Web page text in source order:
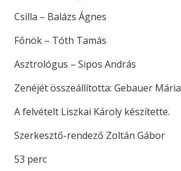
Csilla – Balázs Ágnes
Főnök – Tóth Tamás
Asztrológus – Sipos András
Zenéjét összeállította: Gebauer Mária
A felvételt Liszkai Károly készítette.
Szerkesztő-rendező Zoltán Gábor
53 perc